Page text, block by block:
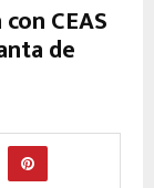
CEAS
de